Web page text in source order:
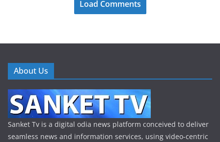
Load Comments
About Us
Sanket Tv is a digital odia news platform conceived to deliver
seamless news and information services, using video-centric